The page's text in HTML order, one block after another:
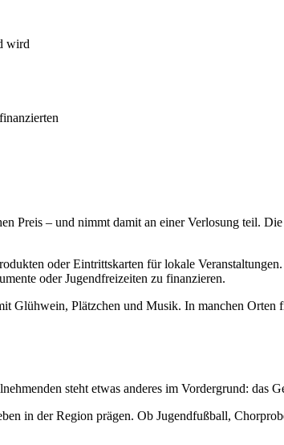
wird
Preis – und nimmt damit an einer Verlosung teil.
oder Eintrittskarten für lokale
oder Jugendfreizeiten zu finanzieren.
Glühwein, Plätzchen und Musik. In manchen Orten
steht etwas anderes im Vordergrund: das
in der Region prägen. Ob Jugendfußball,